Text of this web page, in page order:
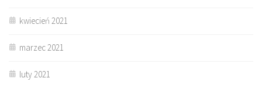
kwiecień 2021
marzec 2021
luty 2021